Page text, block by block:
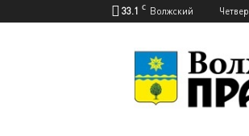
33.1 C Волжский